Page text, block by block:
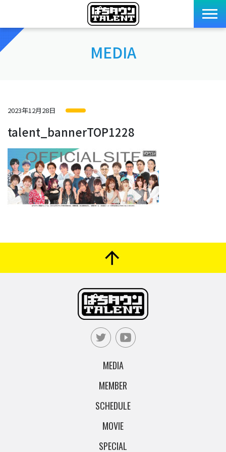
MEDIA
2023年12月28日
talent_bannerTOP1228
MEDIA
MEMBER
SCHEDULE
MOVIE
SPECIAL